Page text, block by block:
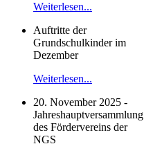
Weiterlesen...
Auftritte der
Grundschulkinder im
Dezember
Weiterlesen...
20. November 2025 -
Jahreshauptversammlung
des Fördervereins der
NGS